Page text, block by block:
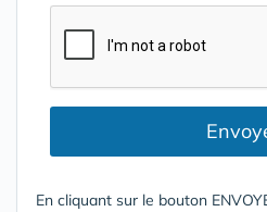
En cliquant sur le bouton